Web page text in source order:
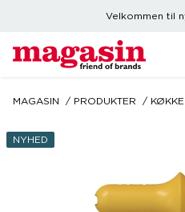
Velkommen til
MAGASIN PRODUKTER
NYHED